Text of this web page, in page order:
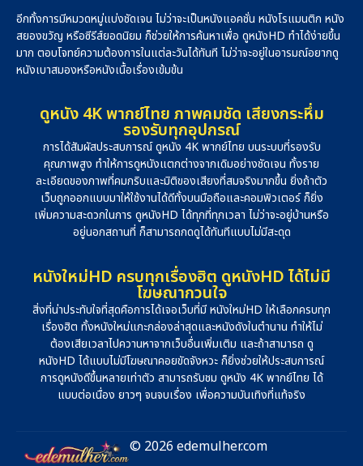
อีกทั้งการมีหมวดหมู่แบ่งชัดเจน ไม่ว่าจะเป็นหนังแอคชั่น หนังโรแมนติก หนัง
สยองขวัญ หรือซีรีส์ยอดนิยม ก็ช่วยให้การค้นหาเพื่อ ดูหนังHD ทำได้ง่ายขึ้น
มาก ตอบโจทย์ความต้องการในแต่ละวันได้ทันที ไม่ว่าจะอยู่ในอารมณ์อยากดู
หนังเบาสมองหรือหนังเนื้อเรื่องเข้มข้น
ดูหนัง 4K พากย์ไทย ภาพคมชัด เสียงกระหึ่ม
รองรับทุกอุปกรณ์
การได้สัมผัสประสบการณ์ ดูหนัง 4K พากย์ไทย บนระบบที่รองรับ
คุณภาพสูง ทำให้การดูหนังแตกต่างจากเดิมอย่างชัดเจน ทั้งราย
ละเอียดของภาพที่คมกริบและมิติของเสียงที่สมจริงมากขึ้น ยิ่งถ้าตัว
เว็บถูกออกแบบมาให้ใช้งานได้ดีทั้งบนมือถือและคอมพิวเตอร์ ก็ยิ่ง
เพิ่มความสะดวกในการ ดูหนังHD ได้ทุกที่ทุกเวลา ไม่ว่าจะอยู่บ้านหรือ
อยู่นอกสถานที่ ก็สามารถกดดูได้ทันทีแบบไม่มีสะดุด
หนังใหม่HD ครบทุกเรื่องฮิต ดูหนังHD ได้ไม่มี
โฆษณากวนใจ
สิ่งที่น่าประทับใจที่สุดคือการได้เจอเว็บที่มี หนังใหม่HD ให้เลือกครบทุก
เรื่องฮิต ทั้งหนังใหม่แกะกล่องล่าสุดและหนังดังในตำนาน ทำให้ไม่
ต้องเสียเวลาไปควานหาจากเว็บอื่นเพิ่มเติม และถ้าสามารถ ดู
หนังHD ได้แบบไม่มีโฆษณาคอยขัดจังหวะ ก็ยิ่งช่วยให้ประสบการณ์
การดูหนังดีขึ้นหลายเท่าตัว สามารถรับชม ดูหนัง 4K พากย์ไทย ได้
แบบต่อเนื่อง ยาวๆ จนจบเรื่อง เพื่อความบันเทิงที่แท้จริง
© 2026 edemulher.com